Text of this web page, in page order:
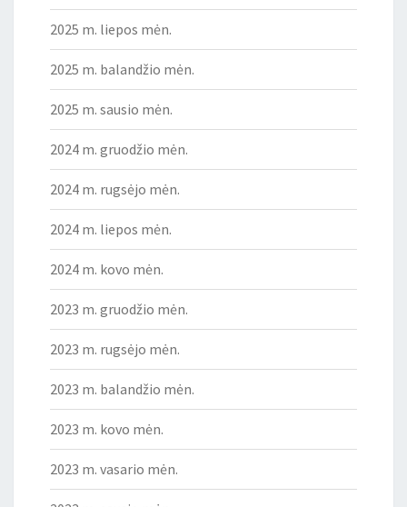
2025 m. liepos mėn.
2025 m. balandžio mėn.
2025 m. sausio mėn.
2024 m. gruodžio mėn.
2024 m. rugsėjo mėn.
2024 m. liepos mėn.
2024 m. kovo mėn.
2023 m. gruodžio mėn.
2023 m. rugsėjo mėn.
2023 m. balandžio mėn.
2023 m. kovo mėn.
2023 m. vasario mėn.